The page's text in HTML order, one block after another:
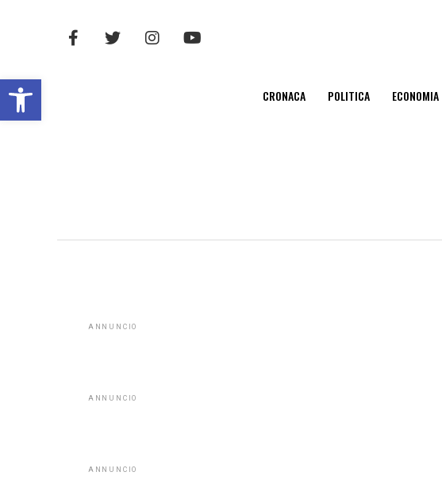
Open toolbar CRONACA POLITICA ECONOMIA
ANNUNCIO
ANNUNCIO
ANNUNCIO